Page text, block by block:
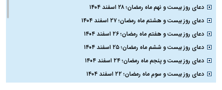
دعای روز بیست و نهم ماه رمضان؛ ۲۸ اسفند ۱۴۰۴
دعای روز بیست و هشتم ماه رمضان؛ ۲۷ اسفند ۱۴۰۴
دعای روز بیست و هفتم ماه رمضان؛ ۲۶ اسفند ۱۴۰۴
دعای روز بیست و ششم ماه رمضان؛ ۲۵ اسفند ۱۴۰۴
دعای روز بیست و پنجم ماه رمضان؛ ۲۴ اسفند ۱۴۰۴
دعای روز بیست و سوم ماه رمضان؛ ۲۲ اسفند ۱۴۰۴